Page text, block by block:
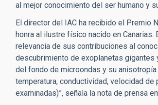
al mejor conocimiento del ser humano y
El director del IAC ha recibido el Premio
honra al ilustre físico nacido en Canarias.
relevancia de sus contribuciones al
descubrimiento de exoplanetas
del fondo de microondas y su
temperatura, conductividad, velocidad
examinadas)”, señala la nota de prensa